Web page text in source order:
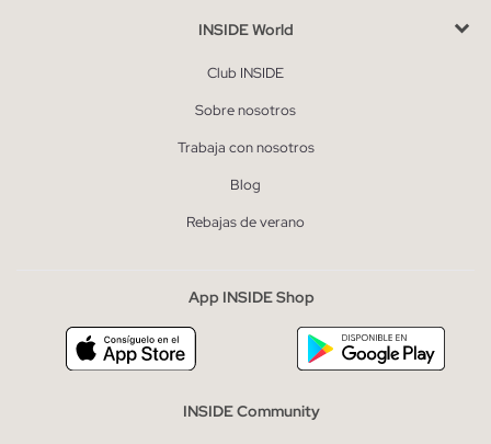
INSIDE World
Club INSIDE
Sobre nosotros
Trabaja con nosotros
Blog
Rebajas de verano
App INSIDE Shop
INSIDE Community